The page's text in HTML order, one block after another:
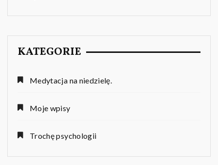
KATEGORIE
Medytacja na niedzielę.
Moje wpisy
Trochę psychologii